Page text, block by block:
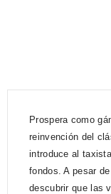
Prospera como
reinvención del
introduce al
fondos. A pesar
descubrir que las